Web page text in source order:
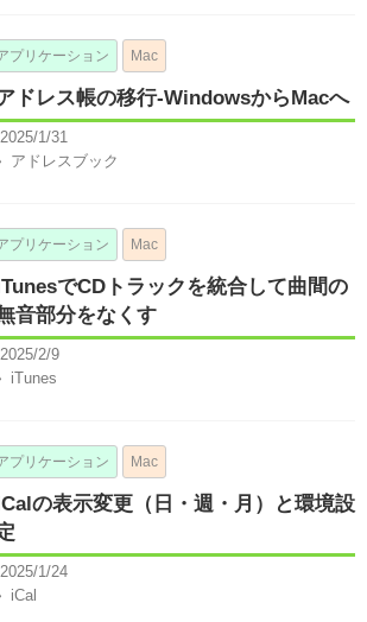
プリケーション Mac
ドレス帳の移行-WindowsからMacへ
2025/1/31
アドレスブック
プリケーション Mac
でCDトラックを統合して曲間の
音部分をなくす
2025/2/9
iTunes
プリケーション Mac
の表示変更（日・週・月）と環境設
2025/1/24
iCal